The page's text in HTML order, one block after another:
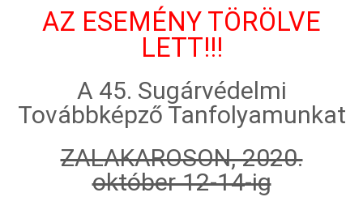
AZ ESEMÉNY TÖRÖLVE
LETT!!!
A 45. Sugárvédelmi
Továbbképző Tanfolyamunkat
ZALAKAROSON, 2020.
október 12-14-ig